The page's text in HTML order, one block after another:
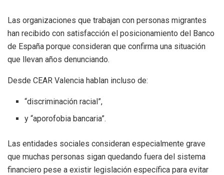
Las organizaciones que trabajan con personas migrantes
han recibido con satisfacción el posicionamiento del Banco
de España porque consideran que confirma una situación
que llevan años denunciando.
Desde CEAR Valencia hablan incluso de:
“discriminación racial”,
y “aporofobia bancaria”.
Las entidades sociales consideran especialmente grave
que muchas personas sigan quedando fuera del sistema
financiero pese a existir legislación específica para evitar